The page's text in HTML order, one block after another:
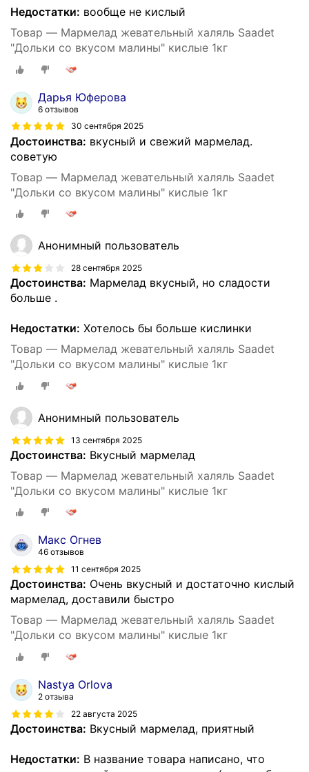
Недостатки: вообще не кислый
Товар — Мармелад жевательный халяль Saadet
"Дольки со вкусом малины" кислые 1кг
Дарья Юферова
6 отзывов
30 сентября 2025
Достоинства: вкусный и свежий мармелад.
советую
Товар — Мармелад жевательный халяль Saadet
"Дольки со вкусом малины" кислые 1кг
Анонимный пользователь
28 сентября 2025
Достоинства: Мармелад вкусный, но сладости
больше .
Недостатки: Хотелось бы больше кислинки
Товар — Мармелад жевательный халяль Saadet
"Дольки со вкусом малины" кислые 1кг
Анонимный пользователь
13 сентября 2025
Достоинства: Вкусный мармелад
Товар — Мармелад жевательный халяль Saadet
"Дольки со вкусом малины" кислые 1кг
Макс Огнев
46 отзывов
11 сентября 2025
Достоинства: Очень вкусный и достаточно кислый
мармелад, доставили быстро
Товар — Мармелад жевательный халяль Saadet
"Дольки со вкусом малины" кислые 1кг
Nastya Orlova
2 отзыва
22 августа 2025
Достоинства: Вкусный мармелад, приятный
Недостатки: В название товара написано, что